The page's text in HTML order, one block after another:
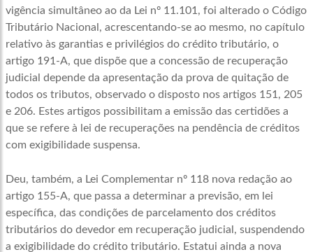
vigência simultâneo ao da Lei nº 11.101, foi alterado o Código
Tributário Nacional, acrescentando-se ao mesmo, no capítulo
relativo às garantias e privilégios do crédito tributário, o
artigo 191-A, que dispõe que a concessão de recuperação
judicial depende da apresentação da prova de quitação de
todos os tributos, observado o disposto nos artigos 151, 205
e 206. Estes artigos possibilitam a emissão das certidões a
que se refere à lei de recuperações na pendência de créditos
com exigibilidade suspensa.
Deu, também, a Lei Complementar nº 118 nova redação ao
artigo 155-A, que passa a determinar a previsão, em lei
específica, das condições de parcelamento dos créditos
tributários do devedor em recuperação judicial, suspendendo
a exigibilidade do crédito tributário. Estatui ainda a nova